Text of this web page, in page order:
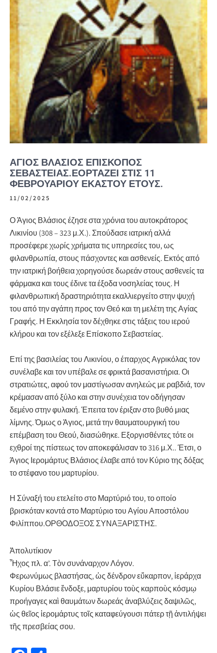
ΆΓΙΟΣ ΒΛΆΣΙΟΣ ΕΠΊΣΚΟΠΟΣ
ΣΕΒΑΣΤΕΊΑΣ.ΕΟΡΤΆΖΕΙ ΣΤΙΣ 11
ΦΕΒΡΟΥΑΡΊΟΥ ΕΚΆΣΤΟΥ ΈΤΟΥΣ.
11/02/2025
Ο Άγιος Βλάσιος έζησε στα χρόνια του αυτοκράτορος
Λικινίου (308 – 323 μ.Χ.). Σπούδασε ιατρική αλλά
προσέφερε χωρίς χρήματα τις υπηρεσίες του, ως
φιλανθρωπία, στους πάσχοντες και ασθενείς. Εκτός από
την ιατρική βοήθεια χορηγούσε δωρεάν στους ασθενείς τα
φάρμακα και τους έδινε τα έξοδα νοσηλείας τους. Η
φιλανθρωπική δραστηριότητα εκαλλιεργείτο στην ψυχή
του από την αγάπη προς τον Θεό και τη μελέτη της Αγίας
Γραφής. Η Εκκλησία τον δέχθηκε στις τάξεις του ιερού
κλήρου και τον εξέλεξε Επίσκοπο Σεβαστείας.
Επί της βασιλείας του Λικινίου, ο έπαρχος Αγρικόλας τον
συνέλαβε και τον υπέβαλε σε φρικτά βασανιστήρια. Οι
στρατιώτες, αφού τον μαστίγωσαν ανηλεώς με ραβδιά, τον
κρέμασαν από ξύλο και στην συνέχεια τον οδήγησαν
δεμένο στην φυλακή. Έπειτα τον έριξαν στο βυθό μιας
λίμνης. Όμως ο Άγιος, μετά την θαυματουργική του
επέμβαση του Θεού, διασώθηκε. Εξοργισθέντες τότε οι
εχθροί της πίστεως τον αποκεφάλισαν το 316 μ.Χ.. Έτσι, ο
Άγιος Ιερομάρτυς Βλάσιος έλαβε από τον Κύριο της δόξας
το στέφανο του μαρτυρίου.
Η Σύναξή του ετελείτο στο Μαρτύριό του, το οποίο
βρισκόταν κοντά στο Μαρτύριο του Αγίου Αποστόλου
Φιλίππου.ΟΡΘΟΔΟΞΟΣ ΣΥΝΑΞΑΡΙΣΤΗΣ.
Ἀπολυτίκιον
Ἦχος πλ. α’. Τὸν συνάναρχον Λόγον.
Φερωνύμως βλαστήσας, ὡς δένδρον εὔκαρπον, ἱεράρχα
Κυρίου Βλάσιε ἔνδοξε, μαρτυρίου τοὺς καρποὺς κόσμῳ
προήγαγες καὶ θαυμάτων δωρεάς ἀναβλύζεις δαψιλῶς,
ὡς θεῖος ἱερομάρτυς τοῖς καταφεύγουσι πάτερ τῇ ἀντιλήψει
τῆς πρεσβείας σου.